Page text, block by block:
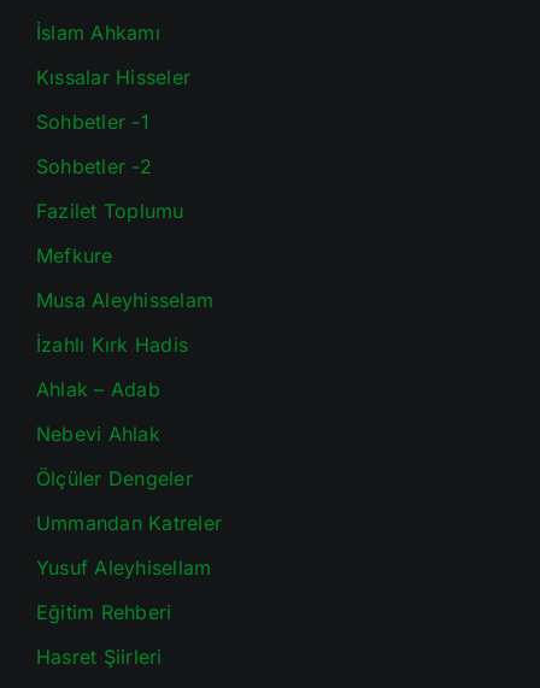
İslam Ahkamı
Kıssalar Hisseler
Sohbetler -1
Sohbetler -2
Fazilet Toplumu
Mefkure
Musa Aleyhisselam
İzahlı Kırk Hadis
Ahlak – Adab
Nebevi Ahlak
Ölçüler Dengeler
Ummandan Katreler
Yusuf Aleyhisellam
Eğitim Rehberi
Hasret Şiirleri